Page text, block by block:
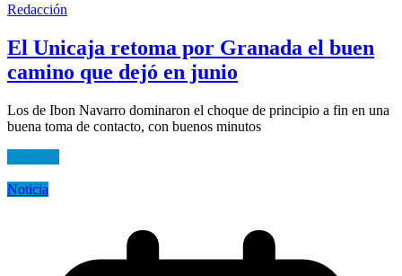
Redacción
El Unicaja retoma por Granada el buen
camino que dejó en junio
Los de Ibon Navarro dominaron el choque de principio a fin en una
buena toma de contacto, con buenos minutos
Leer más
Noticia